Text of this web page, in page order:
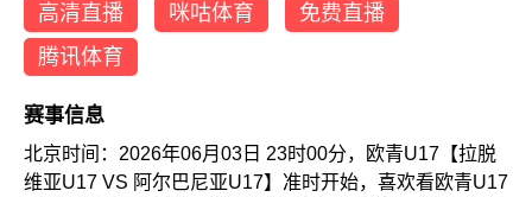
高清直播 咪咕体育
免费直播
腾讯体育
赛事信息
北京时间：2026年06月03日 23时00分，欧青U17【拉脱
维亚U17 VS 阿尔巴尼亚U17】准时开始，喜欢看欧青U17